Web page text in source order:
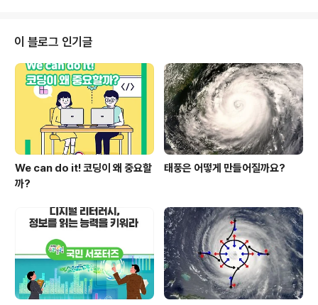
년에 시작하여 올해 3회째를 맞는 이번 전시회는 교육부에
서 지원하는 45개 이공분야 대학중점연구소 800여명의
연구자가 창출한 성과를 국민과 학계 연구자가 공유하는
자리로 마련되었습니다. 제1회, 제2회 중점연구소 성과전
시회에는 연구자와 학생, 학부모 등 일반인 2만여명이 참
여해 성황리에 개최되었습니다. 올해..
이 블로그 인기글
We can do it! 코딩이 왜 중요할
까?
태풍은 어떻게 만들어질까요?